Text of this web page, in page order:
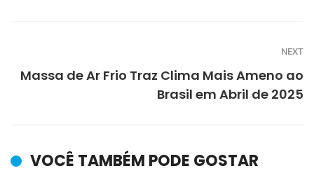
NEXT
Massa de Ar Frio Traz Clima Mais Ameno ao
Brasil em Abril de 2025
VOCÊ TAMBÉM PODE GOSTAR